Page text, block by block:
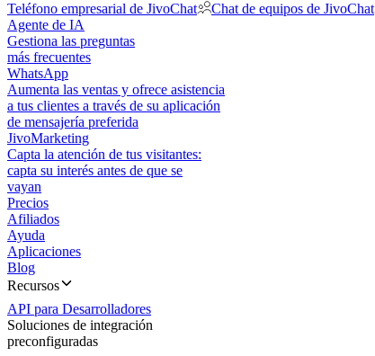
Teléfono empresarial de JivoChat
Chat de equipos de JivoChat
Agente de IA
Gestiona las preguntas
más frecuentes
WhatsApp
Aumenta las ventas y ofrece asistencia
a tus clientes a través de su aplicación
de mensajería preferida
JivoMarketing
Capta la atención de tus visitantes:
capta su interés antes de que se
vayan
Precios
Afiliados
Ayuda
Aplicaciones
Blog
Recursos
API para Desarrolladores
Soluciones de integración
preconfiguradas